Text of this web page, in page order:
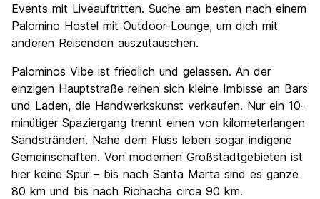
Events mit Liveauftritten. Suche am besten nach einem
Palomino Hostel mit Outdoor-Lounge, um dich mit
anderen Reisenden auszutauschen.
Palominos Vibe ist friedlich und gelassen. An der
einzigen Hauptstraße reihen sich kleine Imbisse an Bars
und Läden, die Handwerkskunst verkaufen. Nur ein 10-
minütiger Spaziergang trennt einen von kilometerlangen
Sandstränden. Nahe dem Fluss leben sogar indigene
Gemeinschaften. Von modernen Großstadtgebieten ist
hier keine Spur – bis nach Santa Marta sind es ganze
80 km und bis nach Riohacha circa 90 km.